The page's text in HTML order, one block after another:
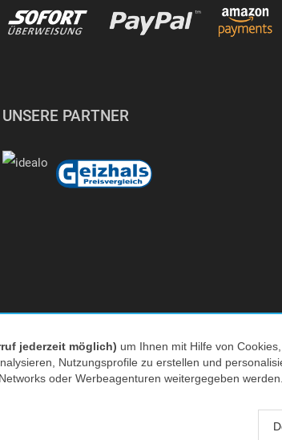
UNSERE PARTNER
Facebook|twitter
Unverbindliche Preisempfehlung | **) Ehemaliger
jederzeit möglich) um Ihnen mit Hilfe von
Nutzungsprofile zu erstellen und
oder Werbeagenturen weitergegeben